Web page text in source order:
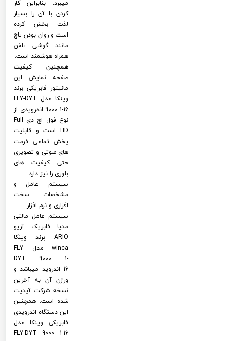
میبرد. بنابراین کار
کردن با آن را بسیار
لذت بخش کرده
است و روان بودن تاچ
مانند گوشی تلفن
همراه هوشمند است.
همچنین کیفیت
صفحه نمایش این
مانیتور فابریکی برند
وینکا مدل FLY-DYT
9000 1-16 اندرویدی از
نوع فول اچ دی Full
HD است و قابلیت
پخش تمامی فرمت
های صوتی و تصویری
حتی کیفیت های
بلوری را نیز دارد.
سیستم عامل و
مشخصات سخت
افزاری و نرم افزار
سیستم عامل مالتی
مدیا فابریک آریو
ARIO برند وینکا
winca مدل FLY-
DYT 9000 1-
16 اندروید میباشد و
ورژن آن به آخرین
نسخه شرکت آپدیت
شده است. همچنین
این دستگاه اندرویدی
فابریکی وینکا مدل
FLY-DYT 9000 1-16